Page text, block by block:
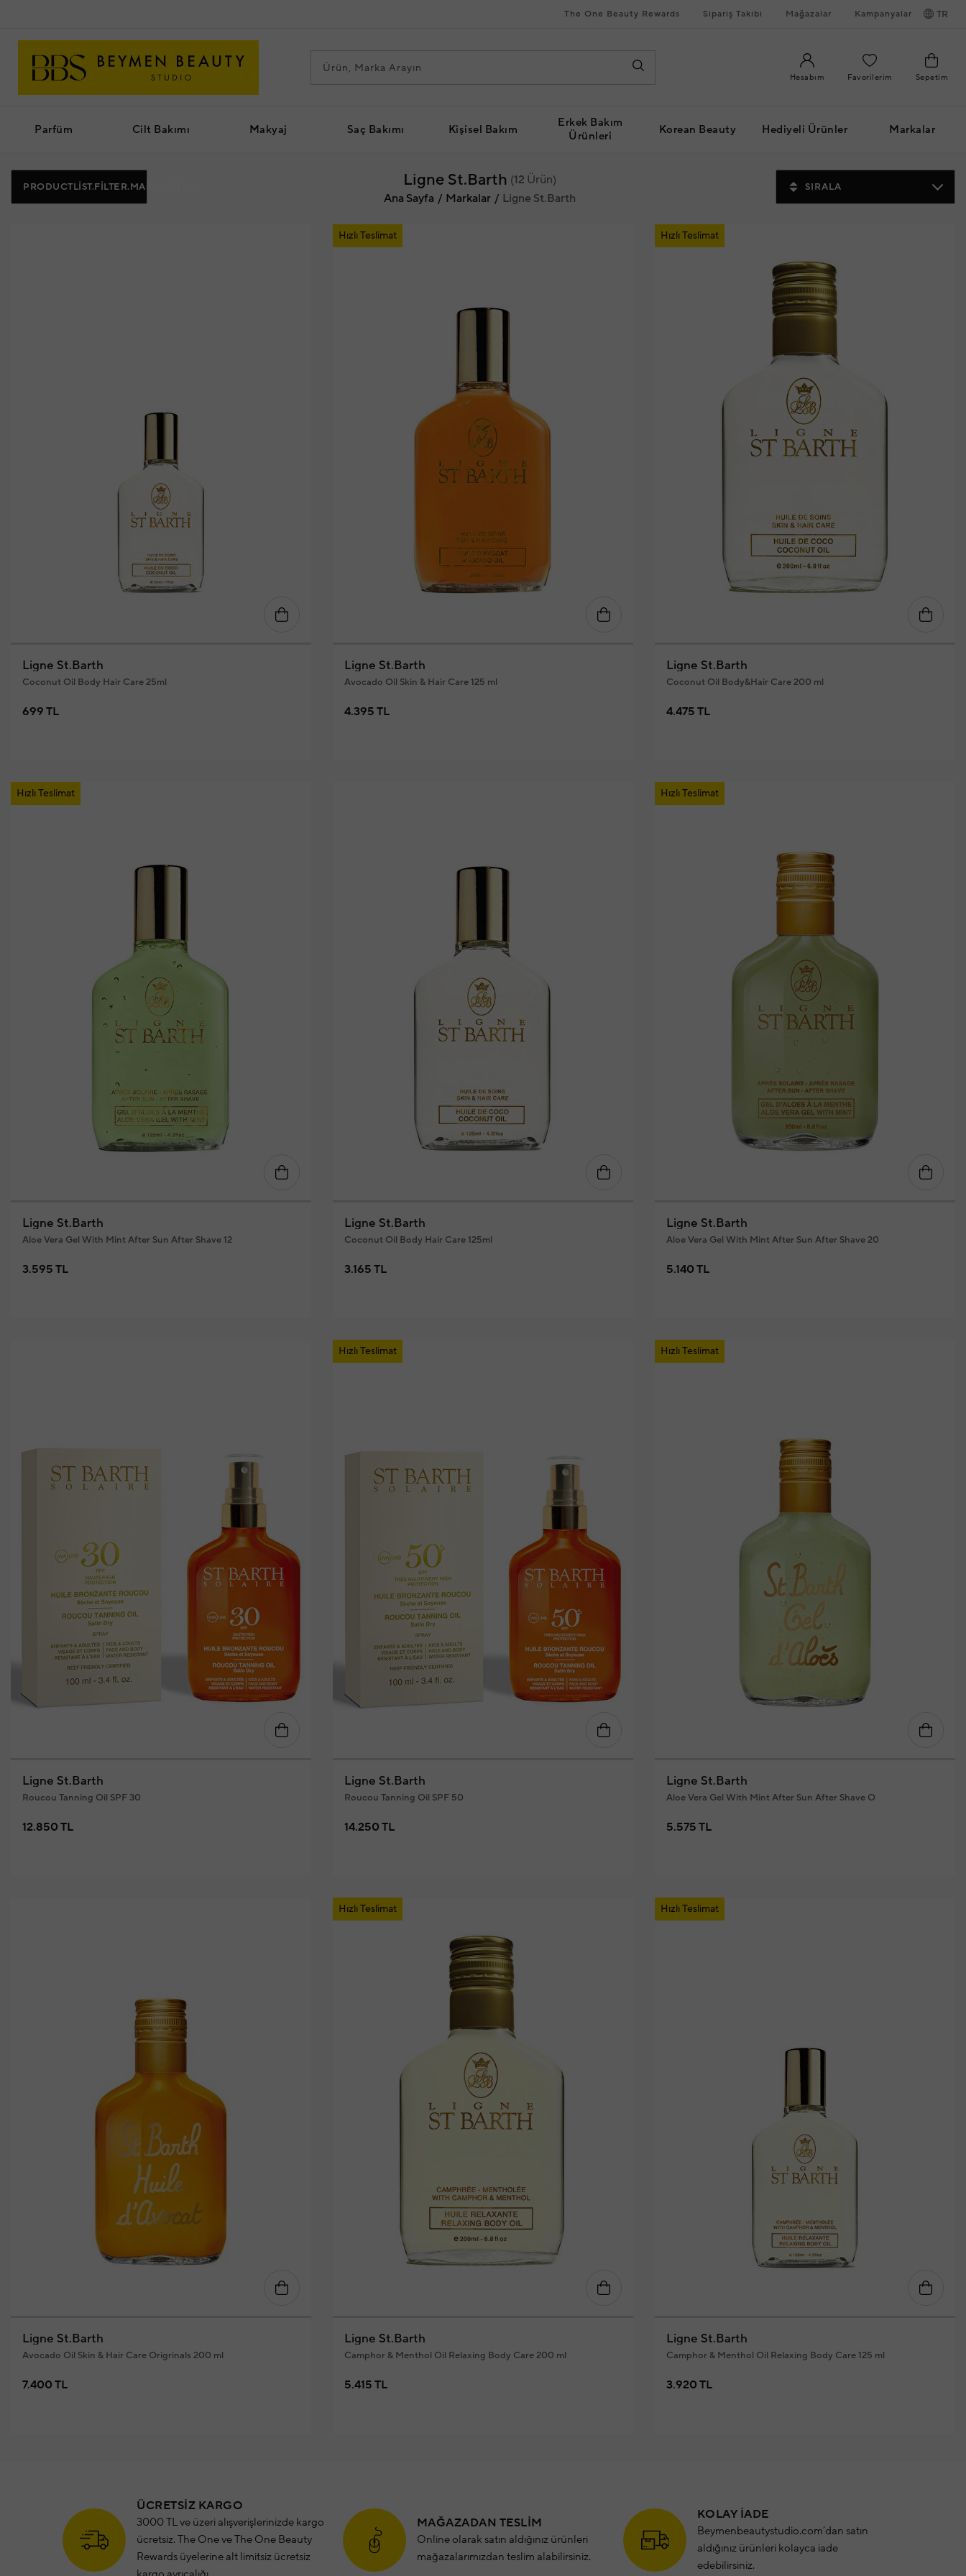
The One Beauty Rewards Sipariş Takibi Mağazalar Kampanyalar TR
Hesabım Favorilerim Sepetim
Parfüm Cilt Bakımı Makyaj Saç Bakımı Kişisel Bakım
Erkek Bakım
Ürünleri
Korean Beauty Hediyeli Ürünler Markalar
PRODUCTLIST.FILTER.MAINBUTTON Ligne St.Barth (12 Ürün)
Ana Sayfa
Markalar Ligne St.Barth
SIRALA
Ligne St.Barth
Coconut Oil Body Hair Care 25ml
699 TL
Hızlı Teslimat
Ligne St.Barth
Avocado Oil Skin & Hair Care 125 ml
4.395 TL
Hızlı Teslimat
Ligne St.Barth
Coconut Oil Body&Hair Care 200 ml
4.475 TL
Hızlı Teslimat
Ligne St.Barth
Aloe Vera Gel With Mint After Sun After Shave 12
3.595 TL
Ligne St.Barth
Coconut Oil Body Hair Care 125ml
3.165 TL
Hızlı Teslimat
Ligne St.Barth
Aloe Vera Gel With Mint After Sun After Shave 20
5.140 TL
Ligne St.Barth
Roucou Tanning Oil SPF 30
12.850 TL
Hızlı Teslimat
Ligne St.Barth
Roucou Tanning Oil SPF 50
14.250 TL
Hızlı Teslimat
Ligne St.Barth
Aloe Vera Gel With Mint After Sun After Shave O
5.575 TL
Ligne St.Barth
Avocado Oil Skin & Hair Care Origrinals 200 ml
7.400 TL
Hızlı Teslimat
Ligne St.Barth
Camphor & Menthol Oil Relaxing Body Care 200 ml
5.415 TL
Hızlı Teslimat
Ligne St.Barth
Camphor & Menthol Oil Relaxing Body Care 125 ml
3.920 TL
ÜCRETSİZ KARGO
3000 TL ve üzeri alışverişlerinizde kargo
ücretsiz. The One ve The One Beauty
Rewards üyelerine alt limitsiz ücretsiz
MAĞAZADAN TESLİM
Online olarak satın aldığınız ürünleri
mağazalarımızdan teslim alabilirsiniz.
KOLAY İADE
Beymenbeautystudio.com’dan satın
aldığınız ürünleri kolayca iade
edebilirsiniz.